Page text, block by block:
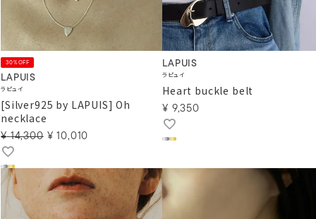
30%OFF
LAPUIS
ラピュイ
[Silver925 by LAPUIS] Oh
necklace
¥ 14,300 ¥ 10,010
LAPUIS
ラピュイ
Heart buckle belt
¥ 9,350